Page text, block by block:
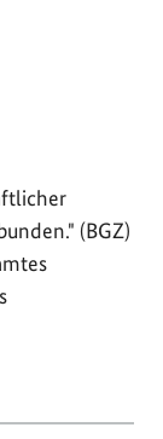
(BGZ)